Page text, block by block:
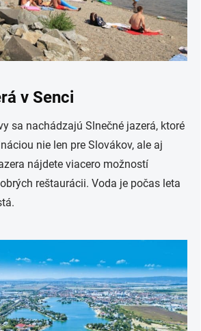
v Senci
sa nachádzajú Slnečné jazerá, ktoré
nie len pre Slovákov, ale aj
nájdete viacero možností
reštaurácii. Voda je počas leta